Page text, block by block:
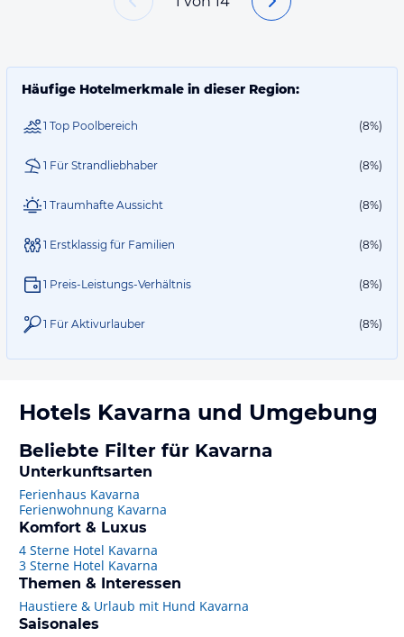
Häufige Hotelmerkmale in dieser Region:
1 Top Poolbereich (8%)
1 Für Strandliebhaber (8%)
1 Traumhafte Aussicht (8%)
1 Erstklassig für Familien (8%)
1 Preis-Leistungs-Verhältnis (8%)
1 Für Aktivurlauber (8%)
Hotels Kavarna und Umgebung
Beliebte Filter für Kavarna
Unterkunftsarten
Ferienhaus Kavarna
Ferienwohnung Kavarna
Komfort & Luxus
4 Sterne Hotel Kavarna
3 Sterne Hotel Kavarna
Themen & Interessen
Haustiere & Urlaub mit Hund Kavarna
Saisonales